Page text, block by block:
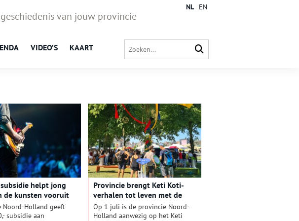
van jouw provincie
VIDEO’S KAART
NL EN
helpt jong
de kunsten vooruit
Noord-Holland geeft
subsidie aan
Provincie brengt Keti Koti-
verhalen tot leven met de
Spiegelboom
Op 1 juli is de provincie Noord-
Holland aanwezig op het Keti